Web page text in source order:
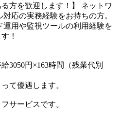
方を歓迎します！】 ネットワ
応の実務経験をお持ちの方。
運用や監視ツールの利用経験を
！
3050円×163時間（残業代別
て優遇します。
サービスです。